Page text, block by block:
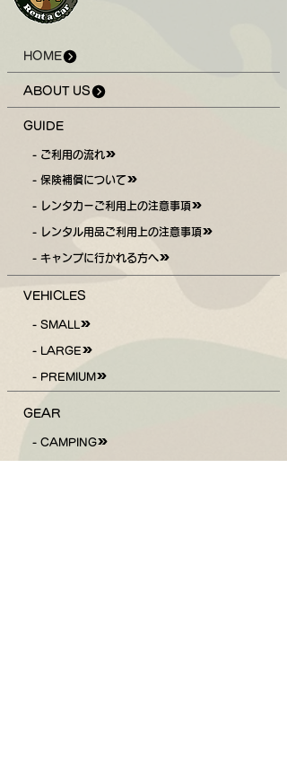
HOME
ABOUT US
GUIDE
- ご利用の流れ
- 保険補償について
- レンタカーご利用上の注意事項
- レンタル用品ご利用上の注意事項
- キャンプに行かれる方へ
VEHICLES
- SMALL
- LARGE
- PREMIUM
GEAR
- CAMPING